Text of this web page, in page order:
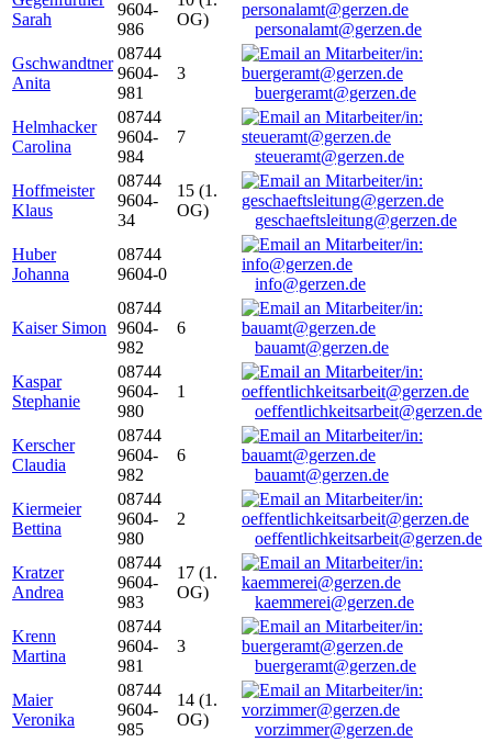
Sarah
9604-
986
OG)
personalamt@gerzen.de
Gschwandtner
Anita
08744
9604-
981
3
buergeramt@gerzen.de
Helmhacker
Carolina
08744
9604-
984
7
steueramt@gerzen.de
Hoffmeister
Klaus
08744
9604-
34
15 (1.
OG)
geschaeftsleitung@gerzen.de
Huber
Johanna
08744
9604-0
info@gerzen.de
Kaiser Simon
08744
9604-
982
6
bauamt@gerzen.de
Kaspar
Stephanie
08744
9604-
980
1
oeffentlichkeitsarbeit@gerzen.de
Kerscher
Claudia
08744
9604-
982
6
bauamt@gerzen.de
Kiermeier
Bettina
08744
9604-
980
2
oeffentlichkeitsarbeit@gerzen.de
Kratzer
Andrea
08744
9604-
983
17 (1.
OG)
kaemmerei@gerzen.de
Krenn
Martina
08744
9604-
981
3
buergeramt@gerzen.de
Maier
Veronika
08744
9604-
985
14 (1.
OG)
vorzimmer@gerzen.de